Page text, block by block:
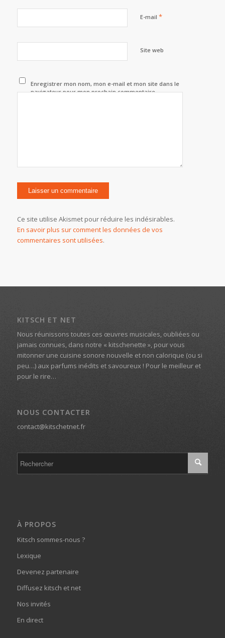
E-mail *
Site web
Enregistrer mon nom, mon e-mail et mon site dans le
navigateur pour mon prochain commentaire.
Ce site utilise Akismet pour réduire les indésirables.
En savoir plus sur comment les données de vos
commentaires sont utilisées.
KITSCH ET NET
Nous réunissons toutes ces œuvres musicales, oubliées ou
jamais connues, dans notre « kitschenette », pour vous
mitonner une cuisine sonore nouvelle et non calorique (ou si
peu…) aux parfums inédits et savoureux ! Pour le meilleur et
pour le rire…
NOUS CONTACTER
contact@kitschetnet.fr
À PROPOS
Kitsch sommes-nous ?
Lexique
Devenez partenaire
Diffusez kitsch et net
Nos invités
En direct